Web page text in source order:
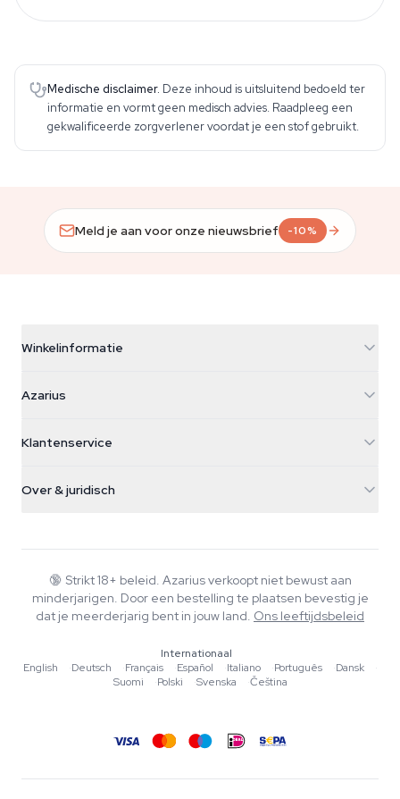
Medische disclaimer. Deze inhoud is uitsluitend bedoeld ter
informatie en vormt geen medisch advies. Raadpleeg een
gekwalificeerde zorgverlener voordat je een stof gebruikt.
Meld je aan voor onze nieuwsbrief -10%
Winkelinformatie
Galvaniweg 11
Nederland
+31(0)204897914
Azarius
Smokeshop
Klantenservice
Retourbeleid
Veelgestelde vragen
Privacybeleid
Over & juridisch
Wiki
Muziek
Redactionele normen
Tools & Calculators
🔞 Strikt 18+ beleid. Azarius verkoopt niet bewust aan
minderjarigen. Door een bestelling te plaatsen bevestig je
dat je meerderjarig bent in jouw land. Ons leeftijdsbeleid
Internationaal
English
·Deutsch ·Français ·Español ·Italiano ·Português ·Dansk
·
Suomi
·Polski ·Svenska ·Čeština